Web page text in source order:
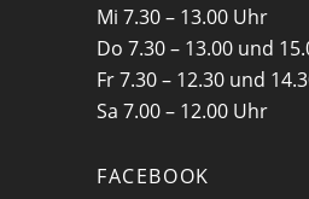
Mi 7.30 – 13.00 Uhr
Do 7.30 – 13.00 und
Fr 7.30 – 12.30 und
Sa 7.00 – 12.00 Uhr
FACEBOOK